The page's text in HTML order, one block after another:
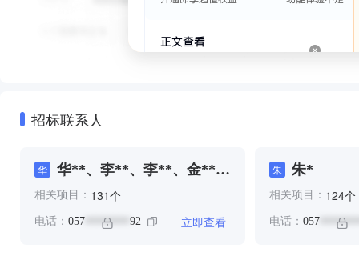
招标联系人
华
华**、李**、李**、金**、
相关项目： 131个
电话： 057 ******** 92 立即查看
朱 朱*
相关项目： 124个
电话： 057